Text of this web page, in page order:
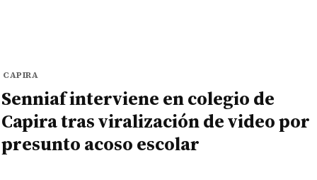
CAPIRA
Senniaf interviene en colegio de
Capira tras viralización de video por
presunto acoso escolar